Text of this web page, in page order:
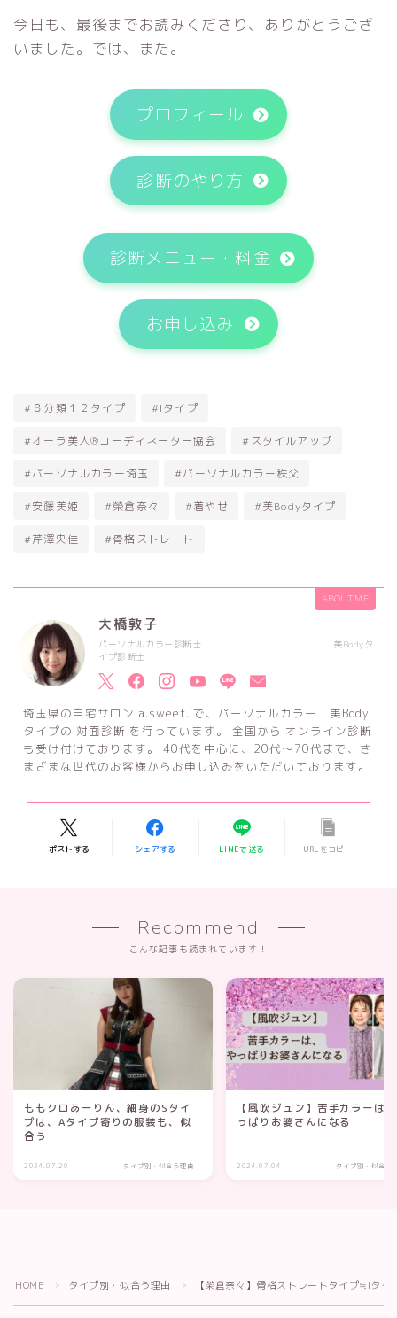
Follow Me
今日も、最後までお読みくださり、ありがとうござ
いました。では、また。
プロフィール
診断のやり方
診断メニュー・料金
お申し込み
#８分類１２タイプ #Iタイプ
#オーラ美人®コーディネーター協会 #スタイルアップ
#パーソナルカラー埼玉 #パーソナルカラー秩父
#安藤美姫 #榮倉奈々 #着やせ #美Bodyタイプ
#芹澤央佳 #骨格ストレート
ABOUT ME
大橋敦子
パーソナルカラー診断士 美Bodyタ
イプ診断士
埼玉県の自宅サロン a.sweet. で、パーソナルカラー・美Body
タイプの 対面診断 を行っています。 全国から オンライン診断
も受け付けております。 40代を中心に、20代～70代まで、さ
まざまな世代のお客様からお申し込みをいただいております。
ポストする シェアする LINEで送る URLをコピー
Recommend
こんな記事も読まれています！
ももクロあーりん、細身のSタイ
プは、Aタイプ寄りの服装も、似
合う
2024.07.20 タイプ別・似合う理由
【風吹ジュン】苦手カラーは
っぱりお婆さんになる
2024.07.04 タイプ別・似合う
HOME ＞ タイプ別・似合う理由 ＞ 【榮倉奈々】骨格ストレートタイプ≒Iタ